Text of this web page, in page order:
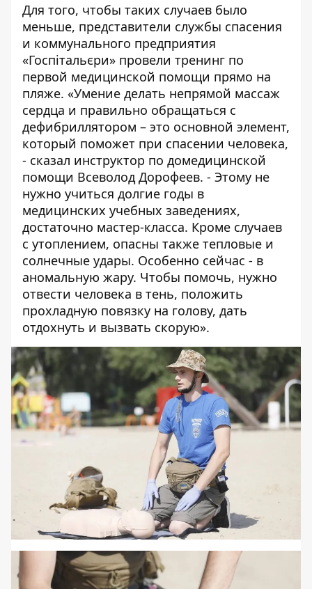
Для того, чтобы таких случаев было
меньше, представители службы спасения
и коммунального предприятия
«Госпітальєри» провели тренинг по
первой медицинской помощи прямо на
пляже. «Умение делать непрямой массаж
сердца и правильно обращаться с
дефибриллятором – это основной элемент,
который поможет при спасении человека,
- сказал инструктор по домедицинской
помощи Всеволод Дорофеев. - Этому не
нужно учиться долгие годы в
медицинских учебных заведениях,
достаточно мастер-класса. Кроме случаев
с утоплением, опасны также тепловые и
солнечные удары. Особенно сейчас - в
аномальную жару. Чтобы помочь, нужно
отвести человека в тень, положить
прохладную повязку на голову, дать
отдохнуть и вызвать скорую».